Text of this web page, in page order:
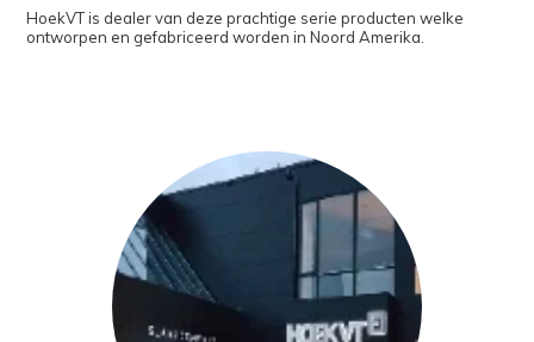
HoekVT is dealer van deze prachtige serie producten welke
ontworpen en gefabriceerd worden in Noord Amerika.